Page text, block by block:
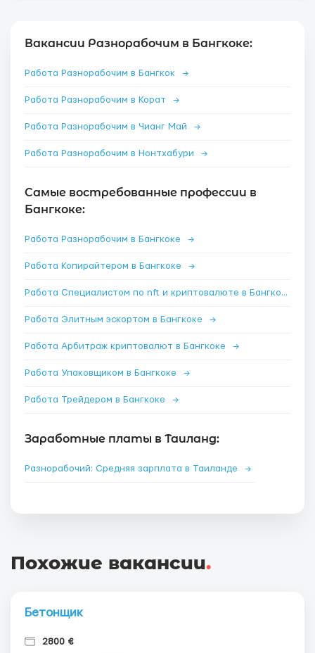
Вакансии Разнорабочим в Бангкоке:
Работа Разнорабочим в Бангкок →
Работа Разнорабочим в Корат →
Работа Разнорабочим в Чианг Май →
Работа Разнорабочим в Нонтхабури →
Самые востребованные профессии в
Бангкоке:
Работа Разнорабочим в Бангкоке →
Работа Копирайтером в Бангкоке →
Работа Специалистом по nft и криптовалюте в Бангкоке
Работа Элитным эскортом в Бангкоке →
Работа Арбитраж криптовалют в Бангкоке →
Работа Упаковщиком в Бангкоке →
Работа Трейдером в Бангкоке →
Заработные платы в Таиланд:
Разнорабочий: Средняя зарплата в Таиланде →
Похожие вакансии.
Бетонщик
2800 €